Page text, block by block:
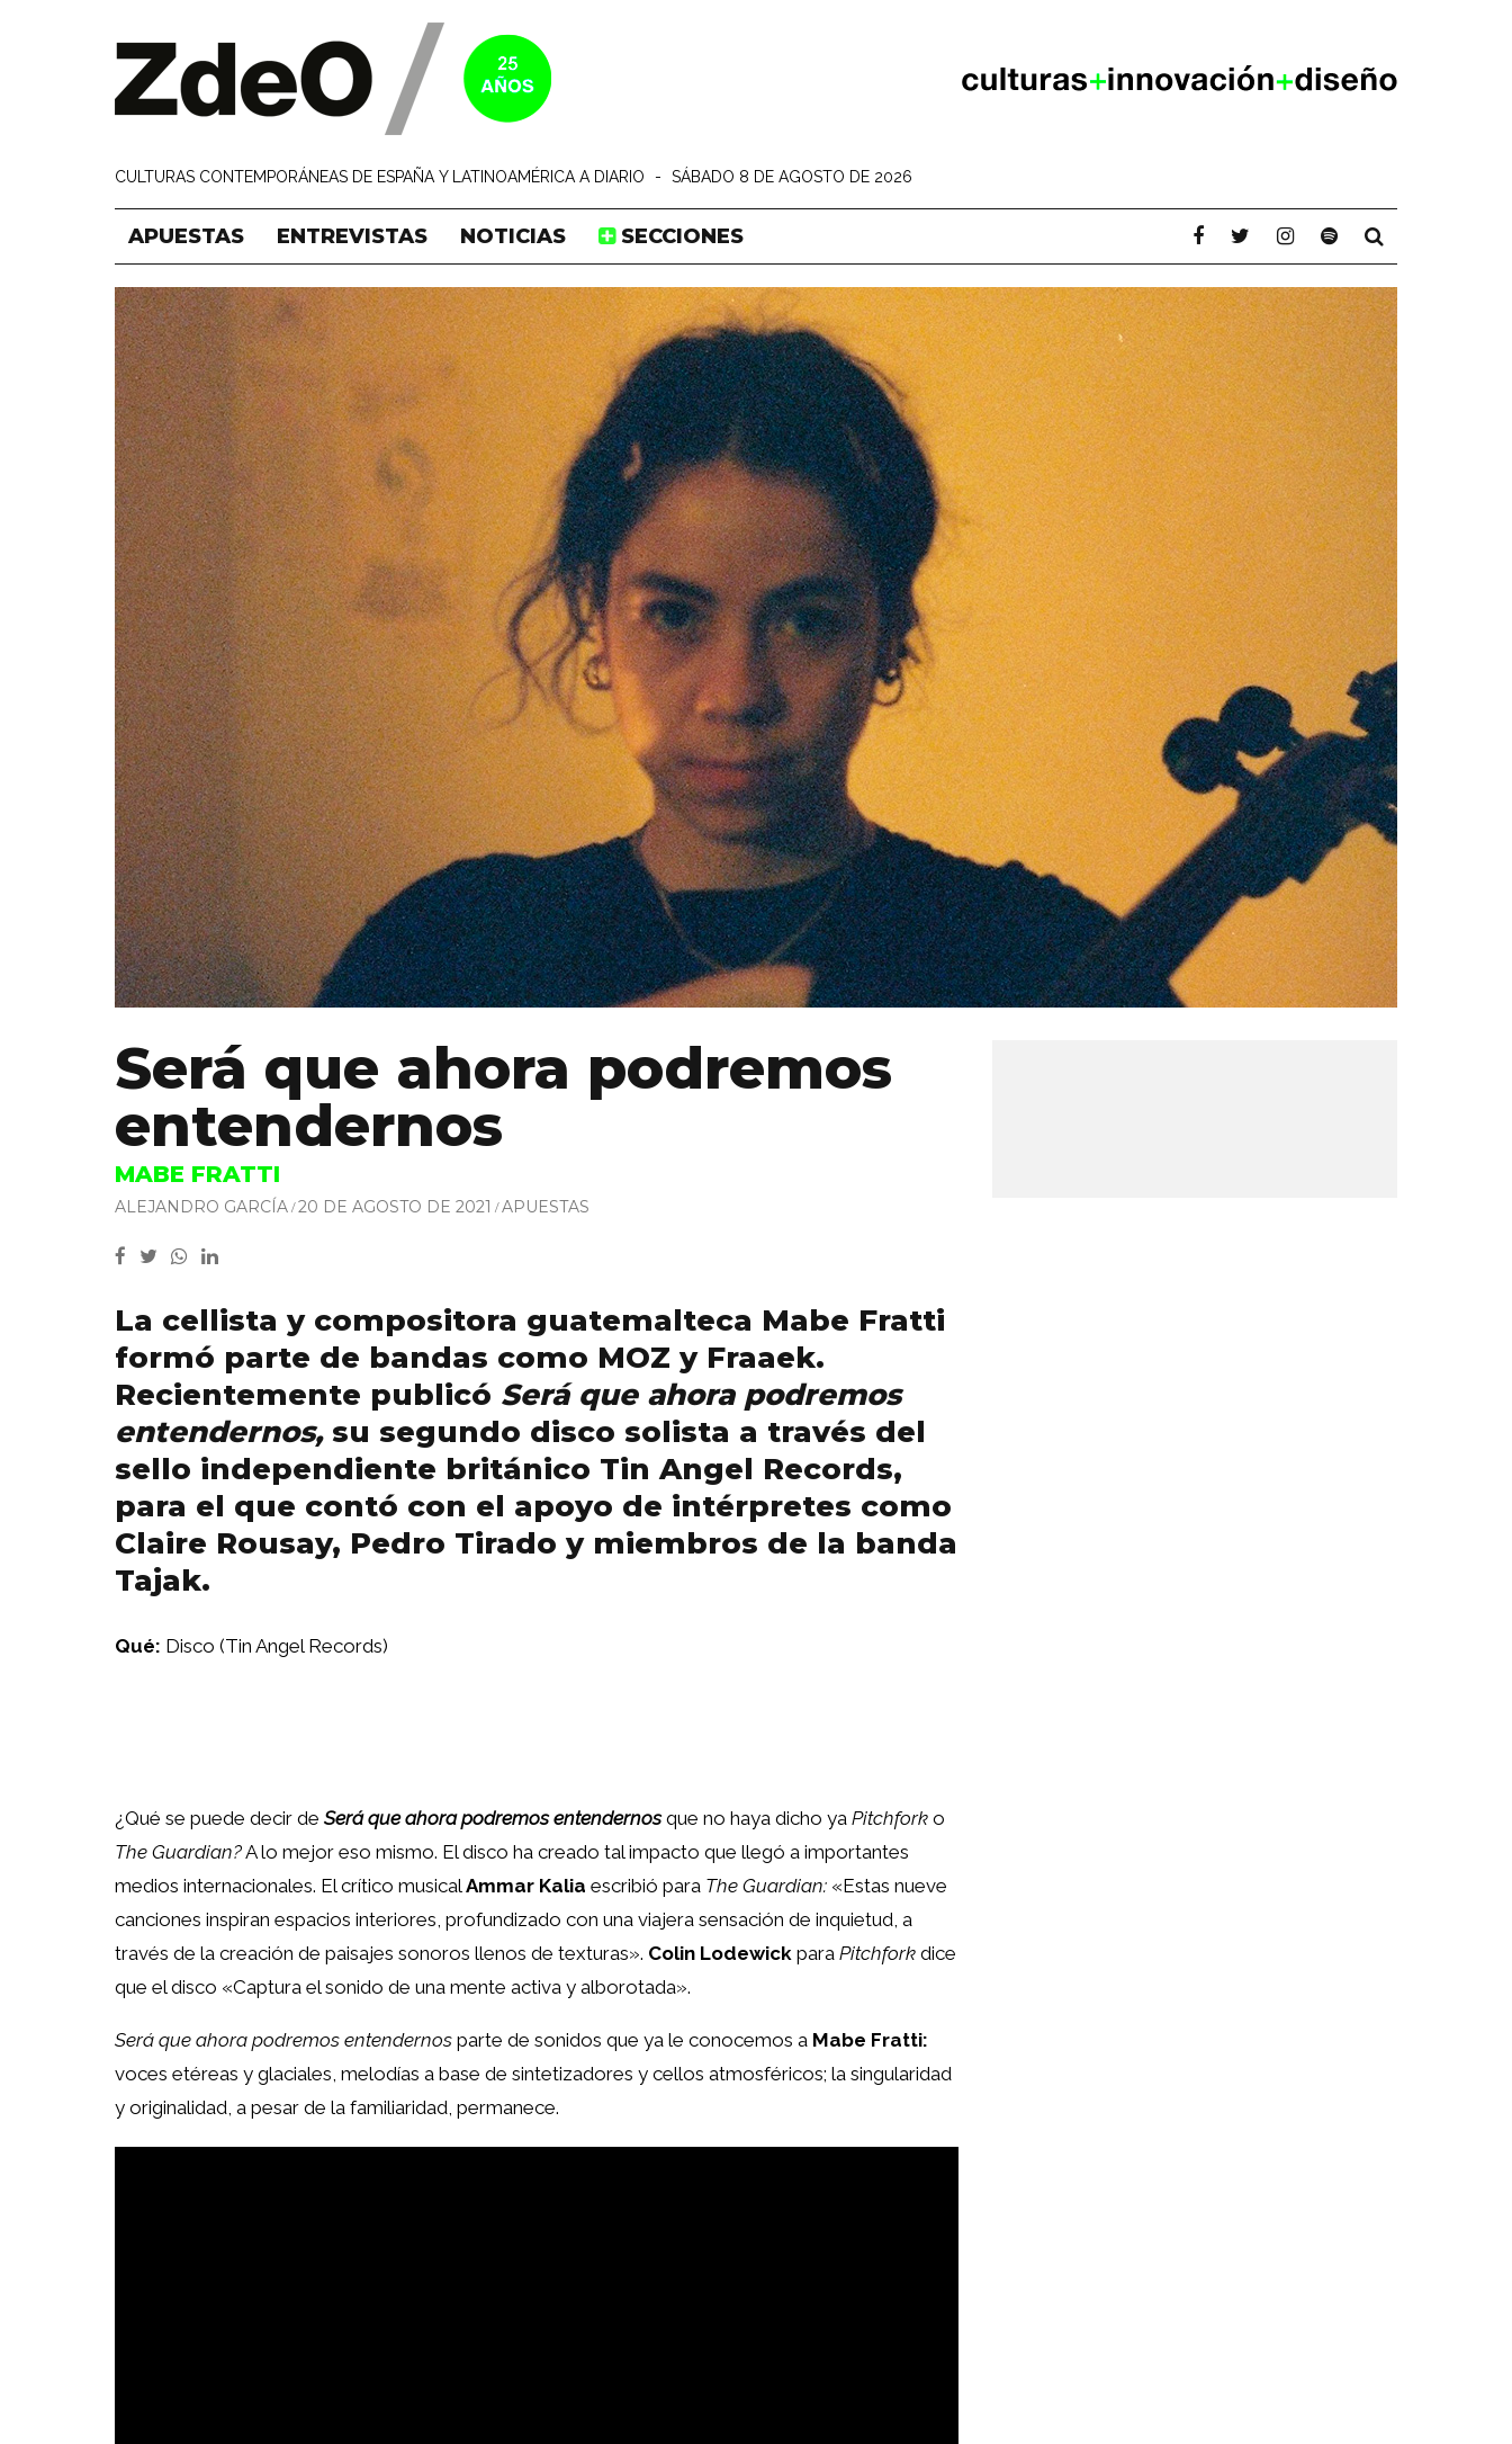
CULTURAS CONTEMPORÁNEAS DE ESPAÑA Y LATINOAMÉRICA A DIARIO - SÁBADO 8 DE AGOSTO DE 2026
APUESTAS ENTREVISTAS NOTICIAS SECCIONES
Será que ahora podremos
entendernos
MABE FRATTI
ALEJANDRO GARCÍA 20 DE AGOSTO DE 2021 APUESTAS
La cellista y compositora guatemalteca Mabe Fratti
formó parte de bandas como MOZ y Fraaek.
Recientemente publicó Será que ahora podremos
entendernos,su segundo disco solista a través del
sello independiente británico Tin Angel Records,
para el que contó con el apoyo de intérpretes como
Claire Rousay, Pedro Tirado y miembros de la banda
Tajak.
Qué: Disco (Tin Angel Records)
¿Qué se puede decir de Será que ahora podremos entendernosque no haya dicho ya Pitchfork o
The Guardian?A lo mejor eso mismo. El disco ha creado tal impacto que llegó a importantes
medios internacionales. El crítico musicalAmmar Kalia escribió para The Guardian: «Estas nueve
canciones inspiran espacios interiores, profundizado con una viajera sensación de inquietud, a
través de la creación de paisajes sonoros llenos de texturas». Colin Lodewick para Pitchfork dice
que el disco «Captura el sonido de una mente activa y alborotada».
Será que ahora podremos entendernos parte de sonidos que ya le conocemos a Mabe Fratti:
voces etéreas y glaciales, melodías a base de sintetizadores y cellos atmosféricos; la singularidad
y originalidad, a pesar de la familiaridad, permanece.